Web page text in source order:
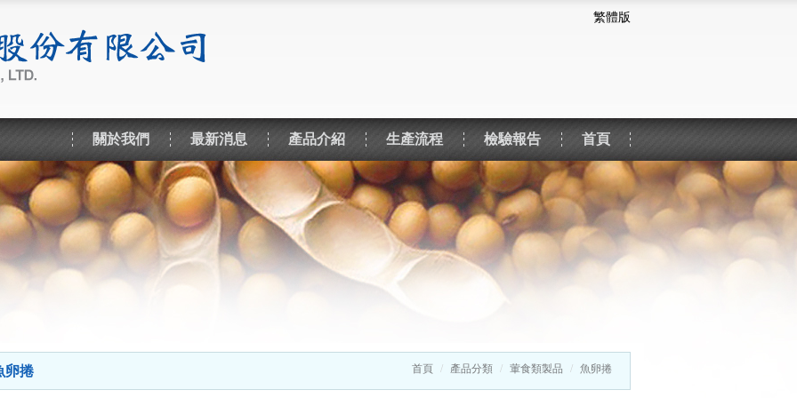
繁體版
關於我們 最新消息 產品介紹 生產流程 檢驗報告 首頁
卵捲 首頁 產品分類 葷食類製品 魚卵捲